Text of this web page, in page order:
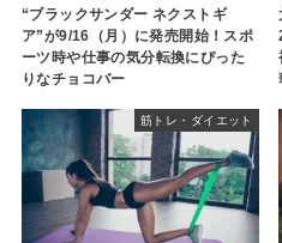
“ブラックサンダー ネクストギ
ア”が9/16（月）に発売開始！スポ
ーツ時や仕事の気分転換にぴった
りなチョコバー
筋トレ・ダイエット